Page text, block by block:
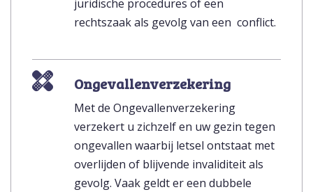
juridische procedures of een
rechtszaak als gevolg van een conflict.
Ongevallenverzekering
Met de Ongevallenverzekering
verzekert u zichzelf en uw gezin tegen
ongevallen waarbij letsel ontstaat met
overlijden of blijvende invaliditeit als
gevolg. Vaak geldt er een dubbele